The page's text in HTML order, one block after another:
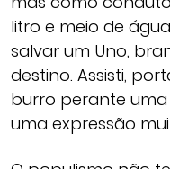
litro e meio de
salvar um Uno,
destino. Assisti,
burro perante
uma expressão